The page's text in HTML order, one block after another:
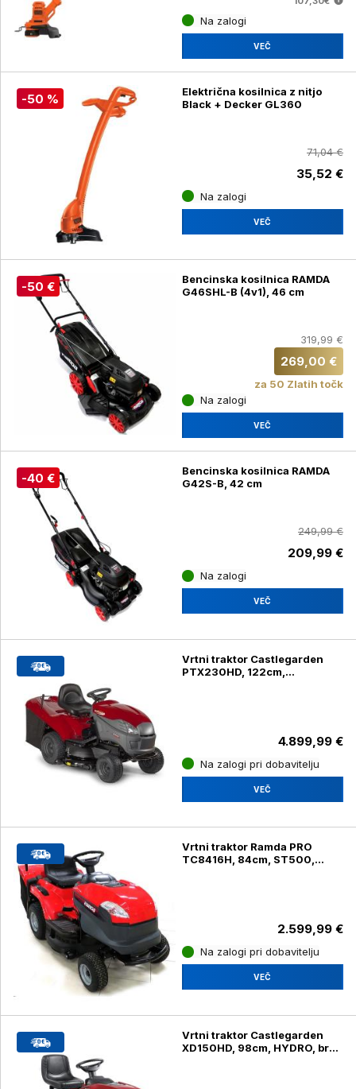
Na zalogi
VEČ
-50 %
Električna kosilnica z nitjo
Black + Decker GL360
71,04 €
35,52 €
Na zalogi
VEČ
-50 €
Bencinska kosilnica RAMDA
G46SHL-B (4v1), 46 cm
319,99 €
269,00 €
za 50 Zlatih točk
Na zalogi
VEČ
-40 €
Bencinska kosilnica RAMDA
G42S-B, 42 cm
249,99 €
209,99 €
Na zalogi
VEČ
Vrtni traktor Castlegarden
PTX230HD, 122cm,
4.899,99 €
Na zalogi pri dobavitelju
VEČ
Vrtni traktor Ramda PRO
TC8416H, 84cm, ST500,
2.599,99 €
Na zalogi pri dobavitelju
VEČ
Vrtni traktor Castlegarden
XD150HD, 98cm, HYDRO, brez